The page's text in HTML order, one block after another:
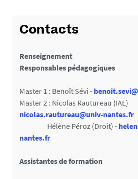
Contacts
Renseignement
Responsables pédagogiques
Master 1 : Benoît Sévi -
Master 2 : Nicolas Rautureau (IAE)
nicolas.rautureau@univ-nantes.fr
Hélène Péroz (Droit) -
nantes.fr
Assistantes de formation